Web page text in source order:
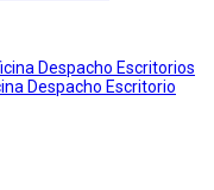
Despacho Escritorios
Despacho Escritorio